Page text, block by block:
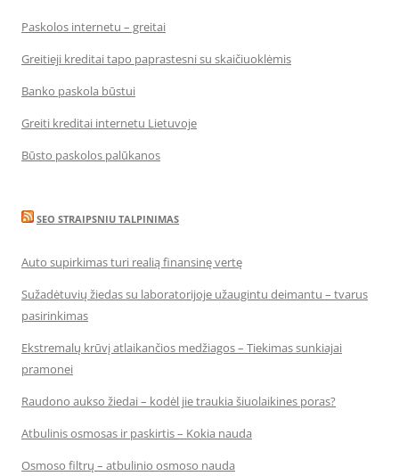
Paskolos internetu – greitai
Greitieji kreditai tapo paprastesni su skaičiuoklėmis
Banko paskola būstui
Greiti kreditai internetu Lietuvoje
Būsto paskolos palūkanos
SEO STRAIPSNIU TALPINIMAS
Auto supirkimas turi realią finansinę vertę
Sužadėtuvių žiedas su laboratorijoje užaugintu deimantu – tvarus
pasirinkimas
Ekstremalų krūvį atlaikančios medžiagos – Tiekimas sunkiajai
pramonei
Raudono aukso žiedai – kodėl jie traukia šiuolaikines poras?
Atbulinis osmosas ir paskirtis – Kokia nauda
Osmoso filtrų – atbulinio osmoso nauda